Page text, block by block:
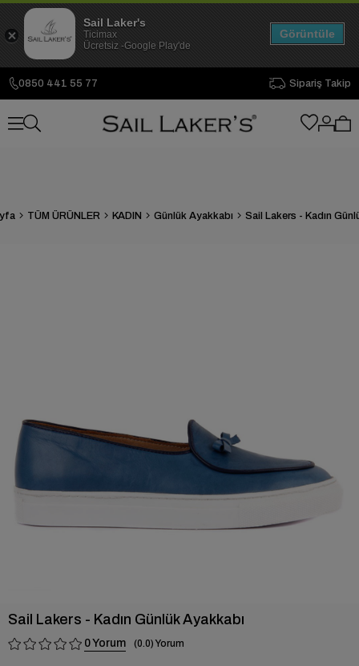
0850 441 55 77 Sipariş Takip
TÜM ÜRÜNLER KADIN Günlük Ayakkabı
Sail Lakers - Kadın Günlük Ayakkabı
0 0.0
Sail Laker's
Ticimax
Ücretsiz -Google Play'de
Görüntüle